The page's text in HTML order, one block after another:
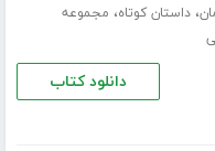
،داستان کوتاه، مجموعه
دانلود کتاب